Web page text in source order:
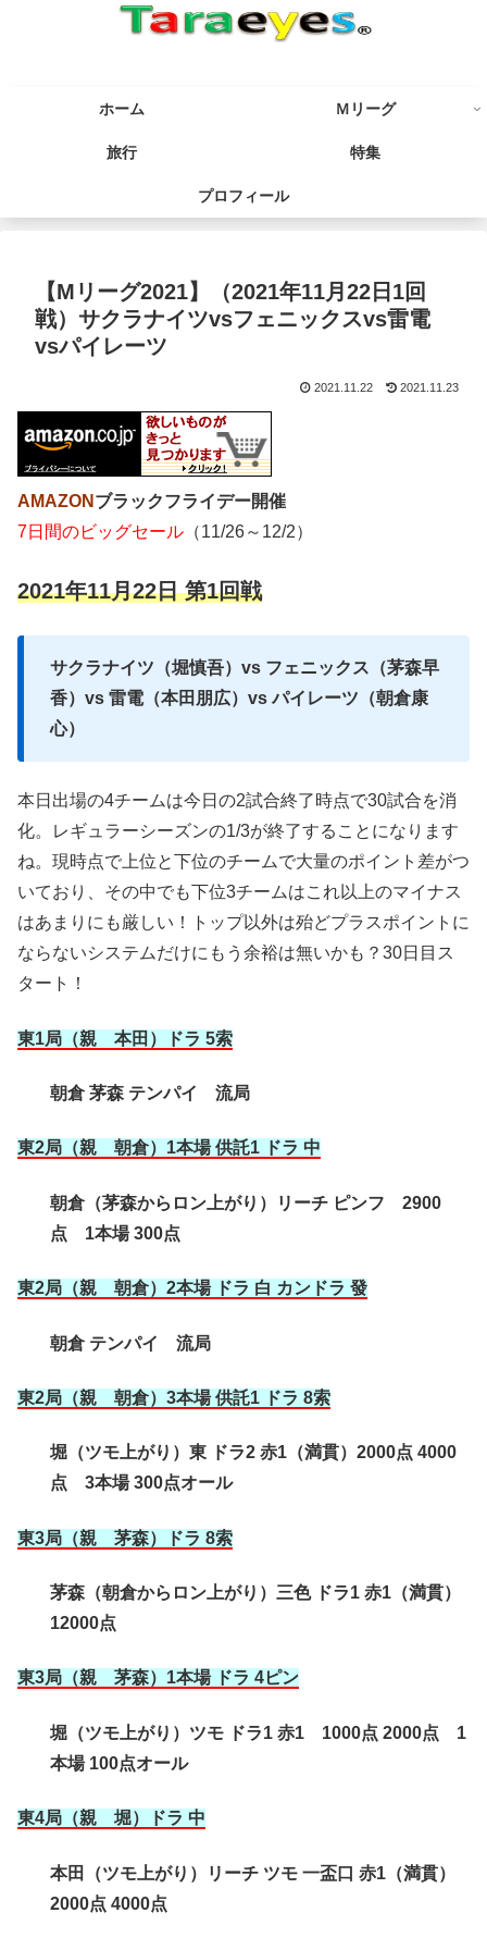
ホーム Ｍリーグ
旅行 特集
プロフィール
【Mリーグ2021】（2021年11月22日1回
戦）サクラナイツvsフェニックスvs雷電
vsパイレーツ
2021.11.22 2021.11.23
AMAZON ブラックフライデー開催
7日間のビッグセール （11/26～12/2）
2021年11月22日 第1回戦
サクラナイツ（堀慎吾）vs フェニックス（茅森早
香）vs 雷電（本田朋広）vs パイレーツ（朝倉康
心）
本日出場の4チームは今日の2試合終了時点で30試合を消
化。レギュラーシーズンの1/3が終了することになります
ね。現時点で上位と下位のチームで大量のポイント差がつ
いており、その中でも下位3チームはこれ以上のマイナス
はあまりにも厳しい！トップ以外は殆どプラスポイントに
ならないシステムだけにもう余裕は無いかも？30日目ス
タート！
東1局（親 本田）ドラ 5索
朝倉 茅森 テンパイ 流局
東2局（親 朝倉）1本場 供託1 ドラ 中
朝倉（茅森からロン上がり）リーチ ピンフ 2900
点 1本場 300点
東2局（親 朝倉）2本場 ドラ 白 カンドラ 發
朝倉 テンパイ 流局
東2局（親 朝倉）3本場 供託1 ドラ 8索
堀（ツモ上がり）東 ドラ2 赤1（満貫）2000点 4000
点 3本場 300点オール
東3局（親 茅森）ドラ 8索
茅森（朝倉からロン上がり）三色 ドラ1 赤1（満貫）
12000点
東3局（親 茅森）1本場 ドラ 4ピン
堀（ツモ上がり）ツモ ドラ1 赤1 1000点 2000点 1
本場 100点オール
東4局（親 堀）ドラ 中
本田（ツモ上がり）リーチ ツモ 一盃口 赤1（満貫）
2000点 4000点